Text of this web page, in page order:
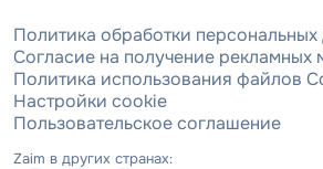
Политика обработки персональных
Согласие на получение рекламных
Политика использования файлов
Настройки cookie
Пользовательское соглашение
Zaim в других странах: